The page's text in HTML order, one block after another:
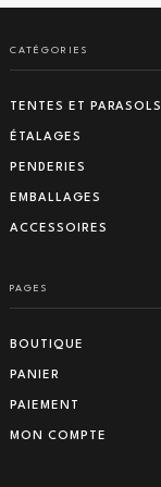
CATÉGORIES
TENTES ET PARASOLS
ÉTALAGES
PENDERIES
EMBALLAGES
ACCESSOIRES
PAGES
BOUTIQUE
PANIER
PAIEMENT
MON COMPTE